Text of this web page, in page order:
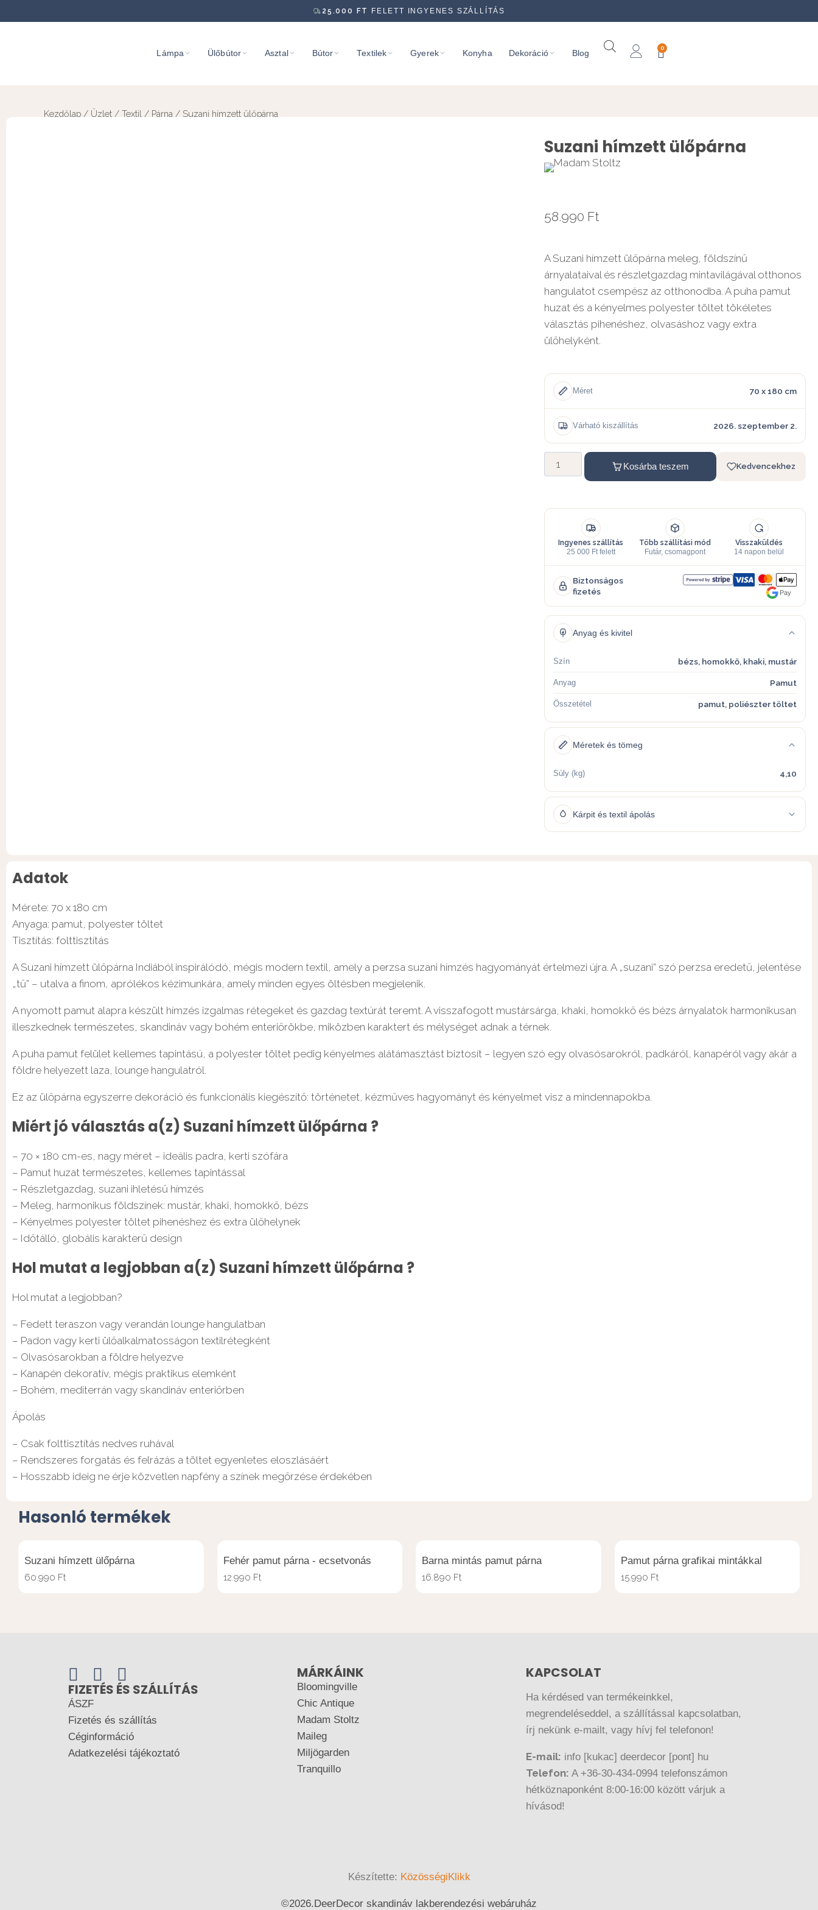
25.000 FT FELETT INGYENES SZÁLLÍTÁS
Lámpa Ülőbútor Asztal Bútor Textilek Gyerek Konyha Dekoráció Blog
0
Kezdőlap / Üzlet / Textil / Párna / Suzani hímzett ülőpárna
Suzani hímzett ülőpárna
58.990 Ft
A Suzani hímzett ülőpárna meleg, földszínű
árnyalataival és részletgazdag mintavilágával otthonos
hangulatot csempész az otthonodba. A puha pamut
huzat és a kényelmes polyester töltet tökéletes
választás pihenéshez, olvasáshoz vagy extra
ülőhelyként.
Méret 70 x 180 cm
Várható kiszállítás 2026. szeptember 2.
Kosárba teszem Kedvencekhez
Ingyenes szállítás
25 000 Ft felett
Több szállítási mód
Futár, csomagpont
Visszaküldés
14 napon belül
Biztonságos
fizetés
Pay
Anyag és kivitel
Szín bézs, homokkő, khaki, mustár
Anyag Pamut
Összetétel pamut, poliészter töltet
Méretek és tömeg
Súly (kg) 4,10
Kárpit és textil ápolás
Adatok
Mérete: 70 x 180 cm
Anyaga: pamut, polyester töltet
Tisztítás: folttisztítás
A Suzani hímzett ülőpárna Indiából inspirálódó, mégis modern textil, amely a perzsa suzani hímzés hagyományát értelmezi újra. A „suzani” szó perzsa eredetű, jelentése
„tű” – utalva a finom, aprólékos kézimunkára, amely minden egyes öltésben megjelenik.
A nyomott pamut alapra készült hímzés izgalmas rétegeket és gazdag textúrát teremt. A visszafogott mustársárga, khaki, homokkő és bézs árnyalatok harmonikusan
illeszkednek természetes, skandináv vagy bohém enteriőrökbe, miközben karaktert és mélységet adnak a térnek.
A puha pamut felület kellemes tapintású, a polyester töltet pedig kényelmes alátámasztást biztosít – legyen szó egy olvasósarokról, padkáról, kanapéról vagy akár a
földre helyezett laza, lounge hangulatról.
Ez az ülőpárna egyszerre dekoráció és funkcionális kiegészítő: történetet, kézműves hagyományt és kényelmet visz a mindennapokba.
Miért jó választás a(z) Suzani hímzett ülőpárna ?
– 70 × 180 cm-es, nagy méret – ideális padra, kerti szófára
– Pamut huzat természetes, kellemes tapintással
– Részletgazdag, suzani ihletésű hímzés
– Meleg, harmonikus földszínek: mustár, khaki, homokkő, bézs
– Kényelmes polyester töltet pihenéshez és extra ülőhelynek
– Időtálló, globális karakterű design
Hol mutat a legjobban a(z) Suzani hímzett ülőpárna ?
Hol mutat a legjobban?
– Fedett teraszon vagy verandán lounge hangulatban
– Padon vagy kerti ülőalkalmatosságon textilrétegként
– Olvasósarokban a földre helyezve
– Kanapén dekoratív, mégis praktikus elemként
– Bohém, mediterrán vagy skandináv enteriőrben
Ápolás
– Csak folttisztítás nedves ruhával
– Rendszeres forgatás és felrázás a töltet egyenletes eloszlásáért
– Hosszabb ideig ne érje közvetlen napfény a színek megőrzése érdekében
Hasonló termékek
Suzani hímzett ülőpárna
60.990 Ft
Fehér pamut párna - ecsetvonás
12.990 Ft
Barna mintás pamut párna
16.890 Ft
Pamut párna grafikai mintákkal
15.990 Ft
FIZETÉS ÉS SZÁLLÍTÁS
ÁSZF
Fizetés és szállítás
Céginformáció
Adatkezelési tájékoztató
MÁRKÁINK
Bloomingville
Chic Antique
Madam Stoltz
Maileg
Miljögarden
Tranquillo
KAPCSOLAT
Ha kérdésed van termékeinkkel,
megrendeléseddel, a szállítással kapcsolatban,
írj nekünk e-mailt, vagy hívj fel telefonon!
E-mail: info [kukac] deerdecor [pont] hu
Telefon: A +36-30-434-0994 telefonszámon
hétköznaponként 8:00-16:00 között várjuk a
hívásod!
Készítette: KözösségiKlikk
©2026.DeerDecor skandináv lakberendezési webáruház